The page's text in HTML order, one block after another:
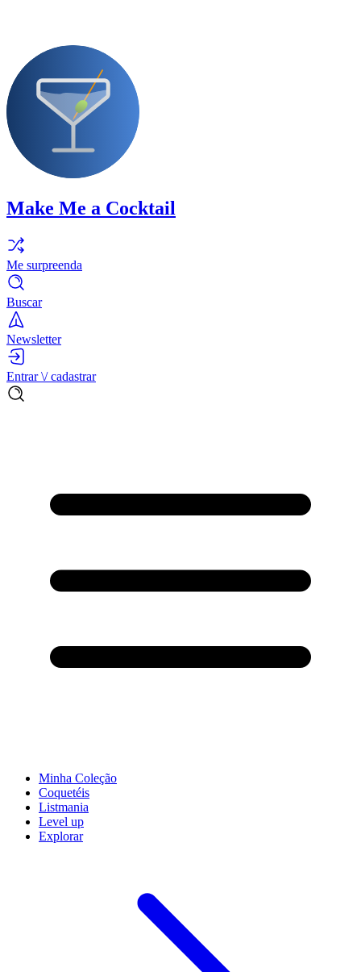
Make Me a Cocktail
Me surpreenda
Buscar
Newsletter
Entrar \/ cadastrar
Minha Coleção
Coquetéis
Listmania
Level up
Explorar